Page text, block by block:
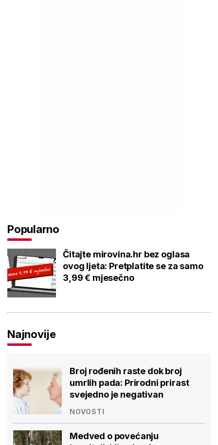
Popularno
Čitajte mirovina.hr bez oglasa
ovog ljeta: Pretplatite se za samo
3,99 € mjesečno
Najnovije
Broj rođenih raste dok broj
umrlih pada: Prirodni prirast
svejedno je negativan
NOVOSTI
Medved o povećanju